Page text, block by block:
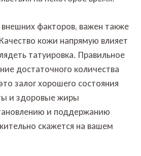
факторов, важен также
кожи напрямую влияет
татуировка. Правильное
достаточного количества
залог хорошего состояния
и здоровые жиры
и поддержанию
скажется на вашем